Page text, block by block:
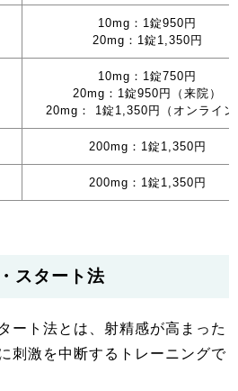
10mg：1錠950円
20mg：1錠1,350円
10mg：1錠750円
20mg：1錠950円（来院）
20mg： 1錠1,350円（オンライ
200mg：1錠1,350円
200mg：1錠1,350円
スタート法
ート法とは、射精感が高まった
刺激を中断するトレーニングで